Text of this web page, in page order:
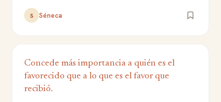
S Séneca
Concede más importancia a quién es el
favorecido que a lo que es el favor que
recibió.